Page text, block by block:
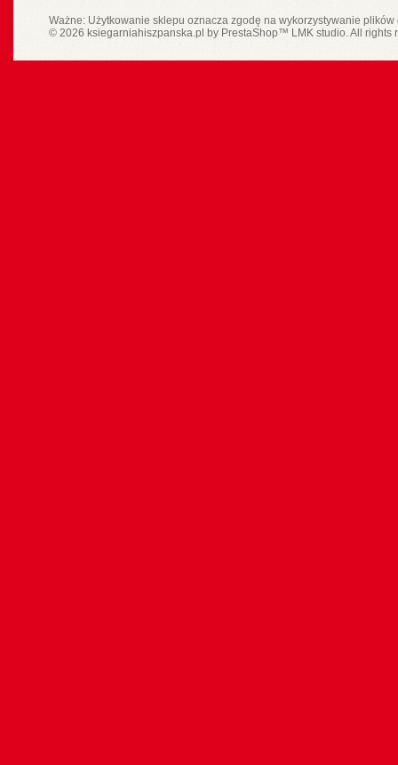
Ważne: Użytkowanie sklepu oznacza zgodę na wykorzystywanie
© 2026 ksiegarniahiszpanska.pl by PrestaShop™ LMK studio. All rights